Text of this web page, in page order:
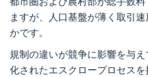
ますが、人口基盤が薄く取引
かです。
規制の違いが競争に影響を与
化されたエスクロープロセス